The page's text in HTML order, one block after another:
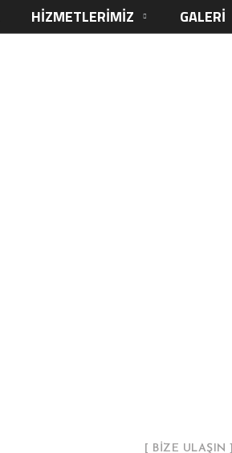
HIZMETLERIMIZ GALERI
[ BİZE ULAŞIN ]